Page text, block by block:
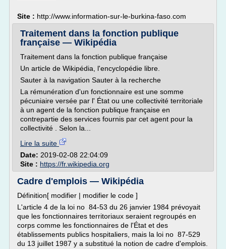
Site : http://www.information-sur-le-burkina-faso.com
Traitement dans la fonction publique
française — Wikipédia
Traitement dans la fonction publique française
Un article de Wikipédia, l'encyclopédie libre.
Sauter à la navigation Sauter à la recherche
La rémunération d'un fonctionnaire est une somme
pécuniaire versée par l' État ou une collectivité territoriale
à un agent de la fonction publique française en
contrepartie des services fournis par cet agent pour la
collectivité . Selon la...
Lire la suite
Date: 2019-02-08 22:04:09
Site : https://fr.wikipedia.org
Cadre d'emplois — Wikipédia
Définition[ modifier | modifier le code ]
L'article 4 de la loi no 84-53 du 26 janvier 1984 prévoyait
que les fonctionnaires territoriaux seraient regroupés en
corps comme les fonctionnaires de l'État et des
établissements publics hospitaliers, mais la loi no 87-529
du 13 juillet 1987 y a substitué la notion de cadre d'emplois.